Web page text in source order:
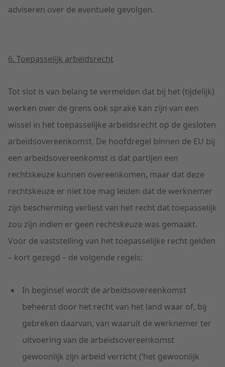
adviseren over de eventuele gevolgen.
6. Toepasselijk arbeidsrecht
Tot slot is van belang te vermelden dat bij het (tijdelijk)
werken over de grens ook sprake kan zijn van een
wissel in het toepasselijke arbeidsrecht op de gesloten
arbeidsovereenkomst. De hoofdregel binnen de EU bij
een arbeidsovereenkomst is dat partijen een
rechtskeuze kunnen overeenkomen, maar dat deze
rechtskeuze er niet toe mag leiden dat de werknemer
zijn bescherming verliest van het recht dat toepasselijk
zou zijn indien er geen rechtskeuze was gemaakt.
Voor de vaststelling van het toepasselijke recht gelden
– kort gezegd – de volgende regels:
In beginsel wordt de arbeidsovereenkomst
beheerst door het recht van het land waar of, bij
gebreken daarvan, van waaruit de werknemer ter
uitvoering van de arbeidsovereenkomst
gewoonlijk zijn arbeid verricht (‘het gewoonlijk